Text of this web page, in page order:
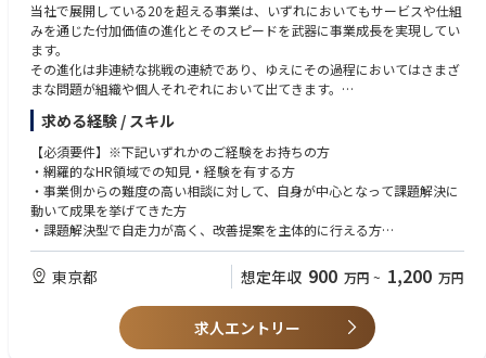
当社で展開している20を超える事業は、いずれにおいてもサービスや仕組
みを通じた付加価値の進化とそのスピードを武器に事業成長を実現してい
ます。
その進化は非連続な挑戦の連続であり、ゆえにその過程においてはさまざ
まな問題が組織や個人それぞれにおいて出てきます。
HRBPは、この事業成長を後押しするために、HRの観点から下記のような
さまざまな側面で事業責任者や部署マネージャーを支援するミッションを
担っています。
【ミッション】
■アセットのポテンシャルを最大化させ、事業の急成長を支える組織基盤
への変革
デザインの立案・実行
■巨大アセットを活かした事業成長を支える、攻めと守りを両立した人事
ガバナンスの再構築
■各事業責任者や社外の重要ステークホルダーとの高度な合意形成のリー
求める経験 / スキル
【必須要件】※下記いずれかのご経験をお持ちの方
・網羅的なHR領域での知見・経験を有する方
・事業側からの難度の高い相談に対して、自身が中心となって課題解決に
動いて成果を挙げてきた方
・課題解決型で自走力が高く、改善提案を主体的に行える方
【歓迎要件】
・デジタルマーケティング業界における就業経験（マネジメント経験があ
・HRBPにおいては担当事業の市場や業務の理解が必須となるため
・採用マーケティングや広報活動の企画・実行経験
東京都 想定年収 900 万円 ~ 1,200 万円
求人エントリー